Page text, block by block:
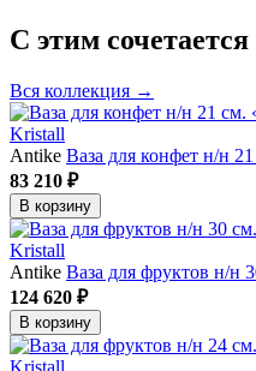
С этим сочетается
Вся коллекция →
Antike Ваза для конфет н/н
83 210 ₽
В корзину
Antike Ваза для фруктов н/н
124 620 ₽
В корзину